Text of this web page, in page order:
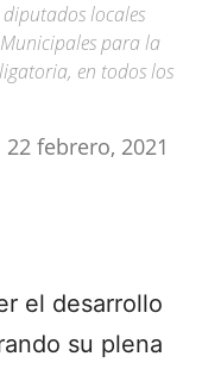
locales
para la
en todos los
22 febrero, 2021
el desarrollo
su plena